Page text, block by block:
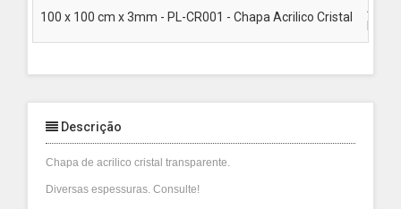
100 x 100 cm x 3mm - PL-CR001 - Chapa Acrilico Cristal
Descrição
Chapa de acrilico cristal transparente.
Diversas espessuras. Consulte!